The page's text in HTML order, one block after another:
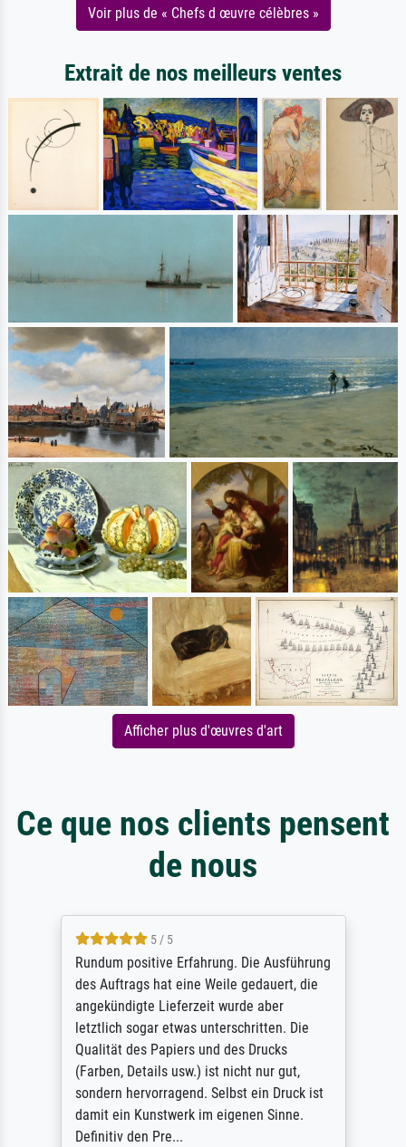
Voir plus de « Chefs d œuvre célèbres »
Extrait de nos meilleurs ventes
Afficher plus d'œuvres d'art
Ce que nos clients pensent
de nous
5 / 5
Rundum positive Erfahrung. Die Ausführung
des Auftrags hat eine Weile gedauert, die
angekündigte Lieferzeit wurde aber
letztlich sogar etwas unterschritten. Die
Qualität des Papiers und des Drucks
(Farben, Details usw.) ist nicht nur gut,
sondern hervorragend. Selbst ein Druck ist
damit ein Kunstwerk im eigenen Sinne.
Definitiv den Pre...